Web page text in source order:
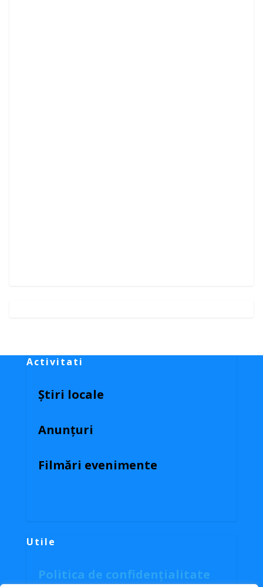
Activitati
Știri locale
Anunțuri
Filmări evenimente
Utile
Politica de confidențialitate